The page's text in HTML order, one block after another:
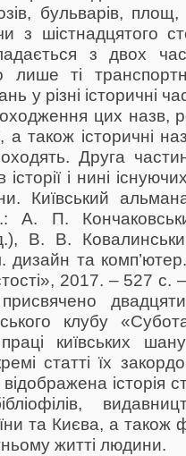
бульварів,
з шістнадцятого
з двох
ті
у різні історичні
цих назв,
а також історичні
Друга
і нині
Київський
А. П.
В. В.
та
2017. – 527 с.
клубу
київських
статті їх
історія
та Києва, а також
житті людини.